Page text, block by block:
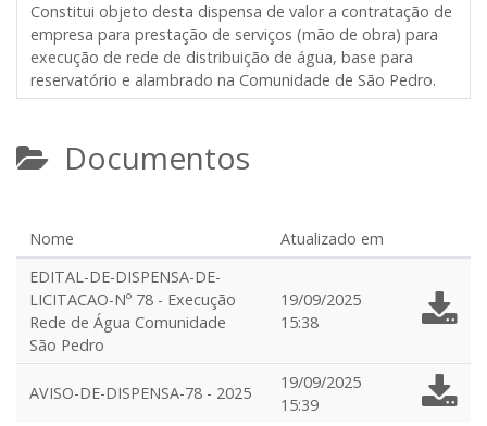
Constitui objeto desta dispensa de valor a contratação de
empresa para prestação de serviços (mão de obra) para
execução de rede de distribuição de água, base para
reservatório e alambrado na Comunidade de São Pedro.
Documentos
Nome
Atualizado em
EDITAL-DE-DISPENSA-DE-
LICITACAO-Nº 78 - Execução
Rede de Água Comunidade
São Pedro
19/09/2025
15:38
AVISO-DE-DISPENSA-78 - 2025
19/09/2025
15:39